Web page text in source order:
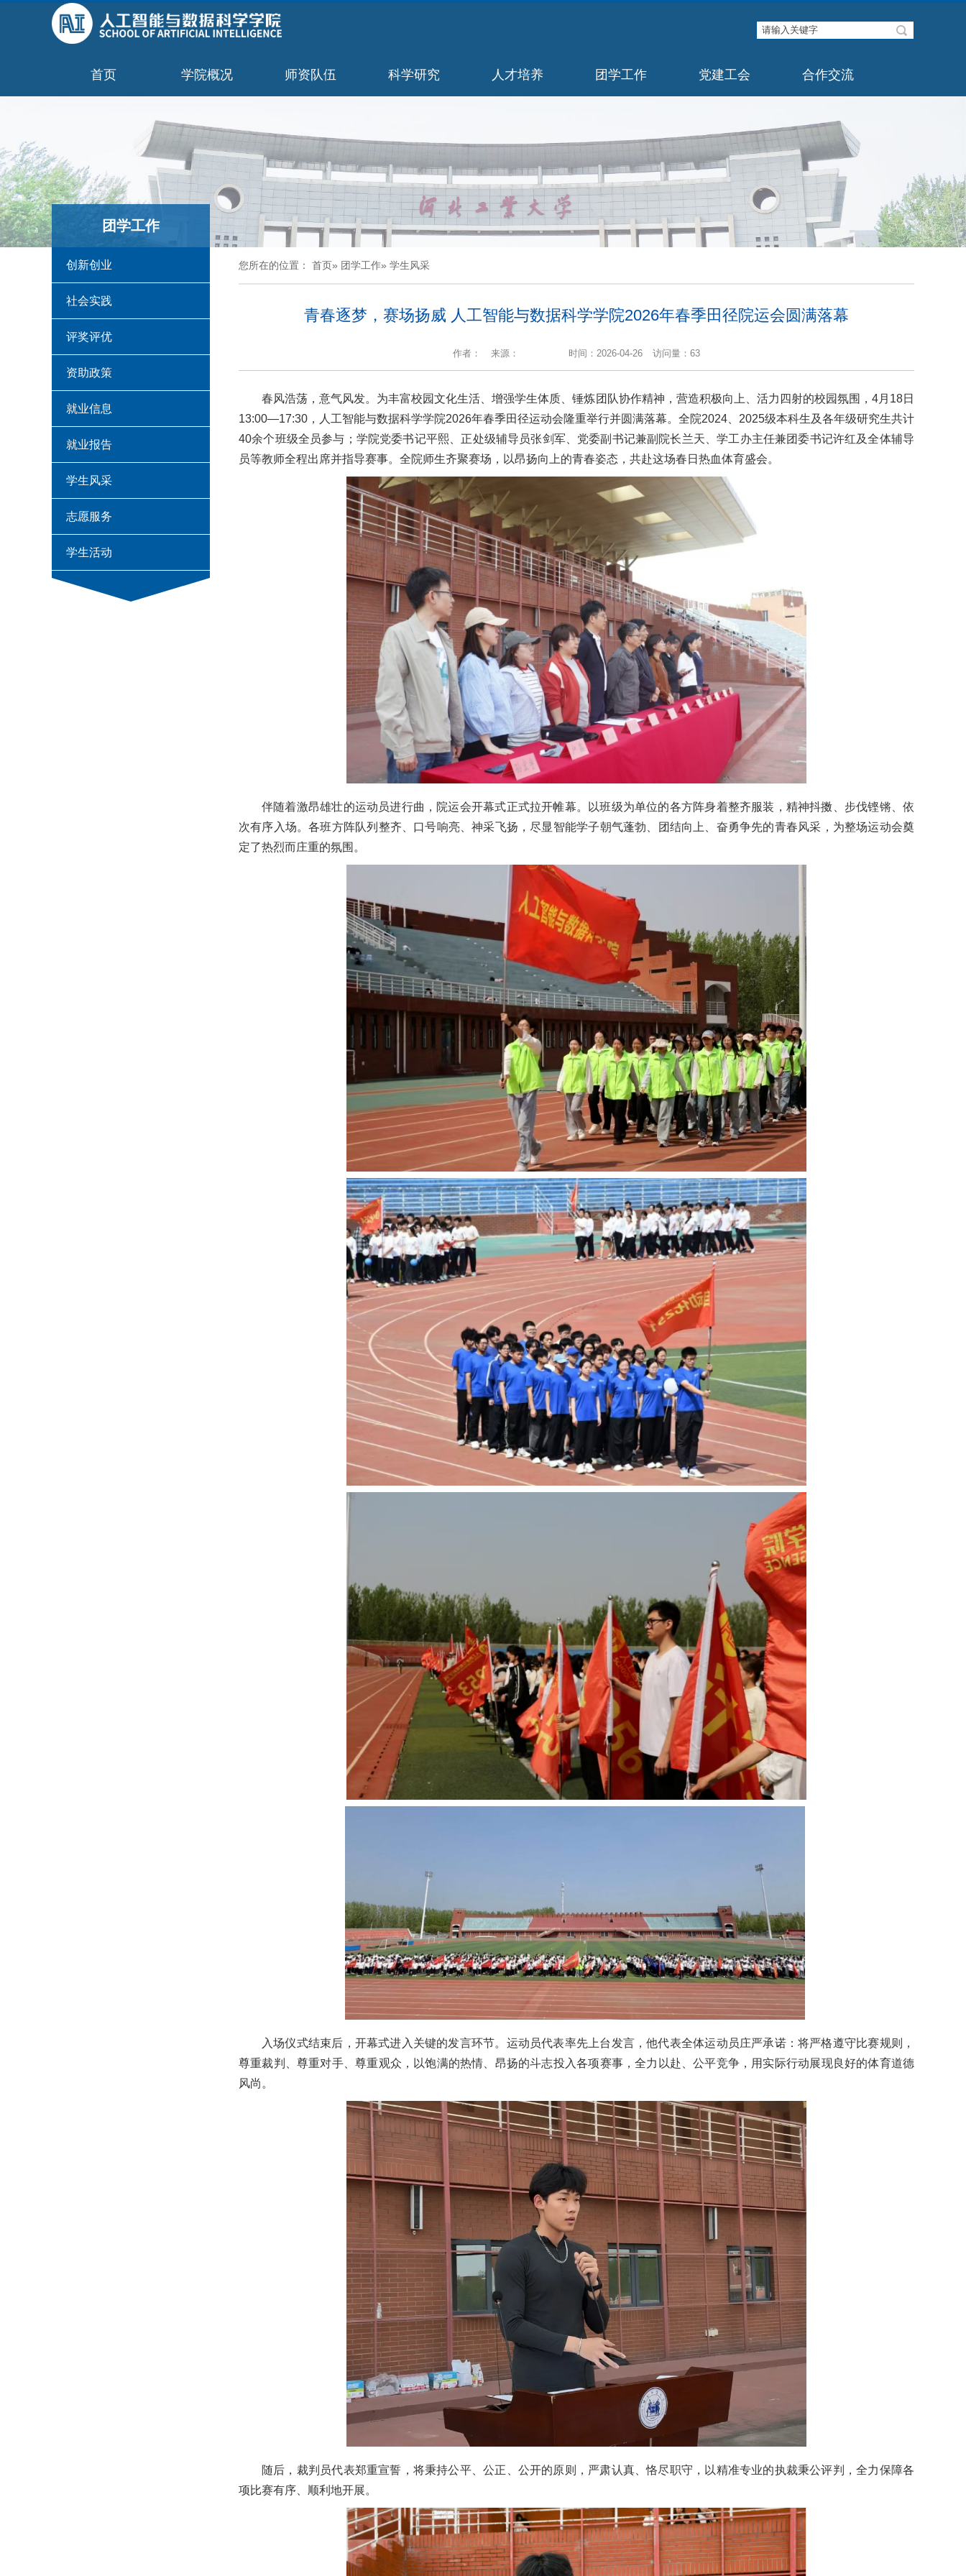
首页 学院概况 师资队伍 科学研究 人才培养 团学工作 党建工会 合作交流
团学工作
创新创业
社会实践
评奖评优
资助政策
就业信息
就业报告
学生风采
志愿服务
学生活动
您所在的位置： 首页» 团学工作» 学生风采
青春逐梦，赛场扬威 人工智能与数据科学学院2026年春季田径院运会圆满落幕
作者： 来源： 时间：2026-04-26 访问量： 63
春风浩荡，意气风发。为丰富校园文化生活、增强学生体质、锤炼团队协作精神，营造积极向上、活力四射的校园氛围，4月18日
13:00—17:30，人工智能与数据科学学院2026年春季田径运动会隆重举行并圆满落幕。全院2024、2025级本科生及各年级研究生共计
40余个班级全员参与；学院党委书记平熙、正处级辅导员张剑军、党委副书记兼副院长兰天、学工办主任兼团委书记许红及全体辅导
员等教师全程出席并指导赛事。全院师生齐聚赛场，以昂扬向上的青春姿态，共赴这场春日热血体育盛会。
伴随着激昂雄壮的运动员进行曲，院运会开幕式正式拉开帷幕。以班级为单位的各方阵身着整齐服装，精神抖擞、步伐铿锵、依
次有序入场。各班方阵队列整齐、口号响亮、神采飞扬，尽显智能学子朝气蓬勃、团结向上、奋勇争先的青春风采，为整场运动会奠
定了热烈而庄重的氛围。
入场仪式结束后，开幕式进入关键的发言环节。运动员代表率先上台发言，他代表全体运动员庄严承诺：将严格遵守比赛规则，
尊重裁判、尊重对手、尊重观众，以饱满的热情、昂扬的斗志投入各项赛事，全力以赴、公平竞争，用实际行动展现良好的体育道德
风尚。
随后，裁判员代表郑重宣誓，将秉持公平、公正、公开的原则，严肃认真、恪尽职守，以精准专业的执裁秉公评判，全力保障各
项比赛有序、顺利地开展。